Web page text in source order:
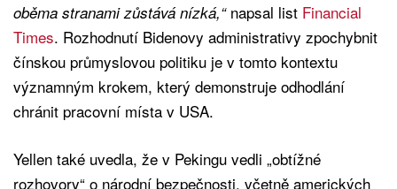
oběma stranami zůstává nízká,“napsal list Financial
Times. Rozhodnutí Bidenovy administrativy zpochybnit
čínskou průmyslovou politiku je v tomto kontextu
významným krokem, který demonstruje odhodlání
chránit pracovní místa v USA.
Yellen také uvedla, že v Pekingu vedli „obtížné
rozhovory“ o národní bezpečnosti, včetně amerických